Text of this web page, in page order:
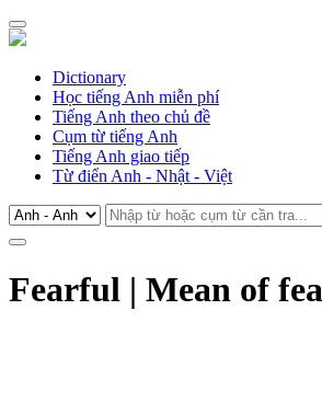
Dictionary
Học tiếng Anh miễn phí
Tiếng Anh theo chủ đề
Cụm từ tiếng Anh
Tiếng Anh giao tiếp
Từ điển Anh - Nhật - Việt
Fearful | Mean of